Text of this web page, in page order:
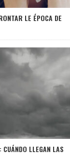
LE ÉPOCA DE
LLEGAN LAS